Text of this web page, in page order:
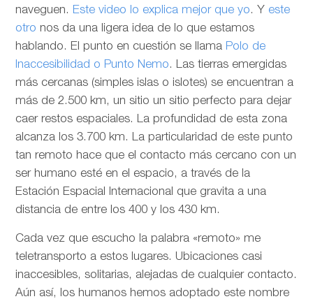
naveguen. Este video lo explica mejor que yo. Y este
otro nos da una ligera idea de lo que estamos
hablando. El punto en cuestión se llama Polo de
Inaccesibilidad o Punto Nemo. Las tierras emergidas
más cercanas (simples islas o islotes) se encuentran a
más de 2.500 km, un sitio un sitio perfecto para dejar
caer restos espaciales. La profundidad de esta zona
alcanza los 3.700 km. La particularidad de este punto
tan remoto hace que el contacto más cercano con un
ser humano esté en el espacio, a través de la
Estación Espacial Internacional que gravita a una
distancia de entre los 400 y los 430 km.
Cada vez que escucho la palabra «remoto» me
teletransporto a estos lugares. Ubicaciones casi
inaccesibles, solitarias, alejadas de cualquier contacto.
Aún así, los humanos hemos adoptado este nombre